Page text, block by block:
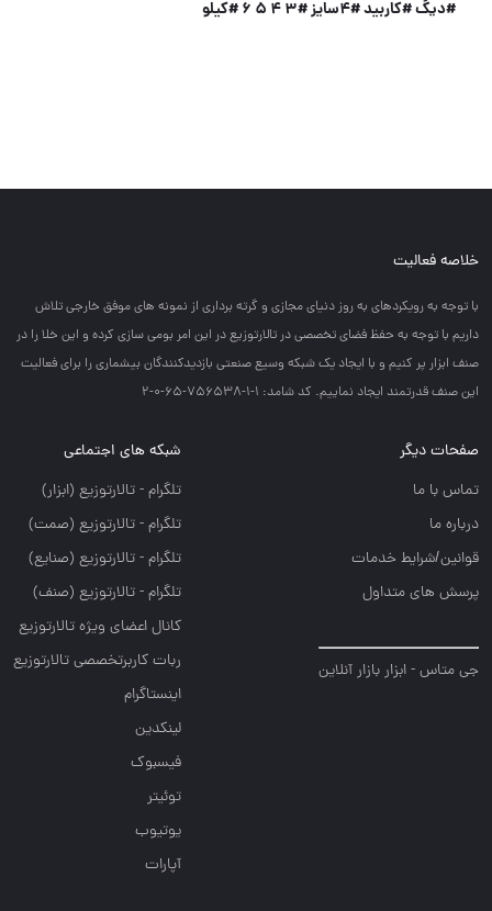
خلاصه فعالیت
با توجه به رويكردهاي به روز دنياي مجازي و گرته برداري از نمونه هاي موفق خارجي تلاش
داريم با توجه به حفظ فضاي تخصصي در تالارتوزيع در اين امر بومي سازي كرده و اين خلا را در
صنف ابزار پر كنيم و با ايجاد يك شبكه وسيع صنعتي بازديدكنندگان بيشماري را براي فعاليت
اين صنف قدرتمند ايجاد نماييم. کد شامد: 1-1-756538-65-0-2
صفحات دیگر
تماس با ما
درباره ما
قوانین/شرایط خدمات
پرسش های متداول
جی متاس - ابزار بازار آنلاین
شبکه های اجتماعی
تلگرام - تالارتوزيع (ابزار)
تلگرام - تالارتوزيع (صمت)
تلگرام - تالارتوزيع (صنايع)
تلگرام - تالارتوزیع (صنف)
کانال اعضای ویژه تالارتوزیع
ربات کاربرتخصصی تالارتوزیع
اینستاگرام
لینکدین
فیسبوک
توئیتر
یوتیوب
آپارات